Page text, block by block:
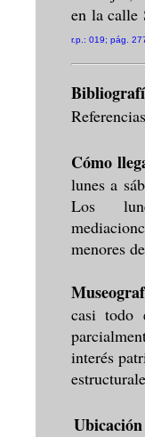
en la calle
r.p.: 019; pág.
Cómo
lunes a
Los
menores
casi todo
interés